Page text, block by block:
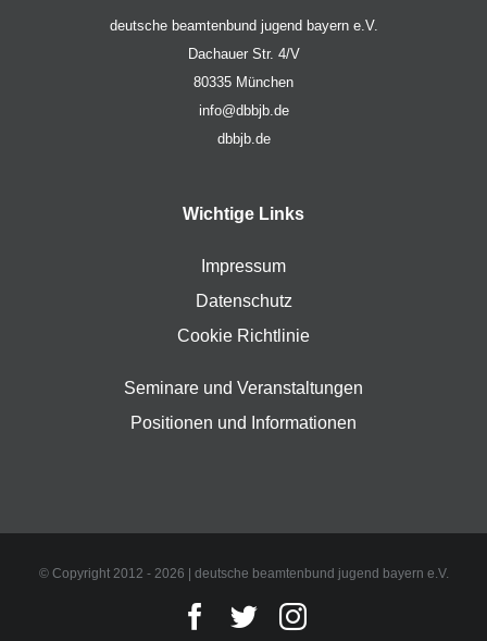
deutsche beamtenbund jugend bayern e.V.
Dachauer Str. 4/V
80335 München
info@dbbjb.de
dbbjb.de
Wichtige Links
Impressum
Datenschutz
Cookie Richtlinie
Seminare und Veranstaltungen
Positionen und Informationen
© Copyright 2012 - 2026 | deutsche beamtenbund jugend bayern e.V.
Facebook
TwitterInstagram